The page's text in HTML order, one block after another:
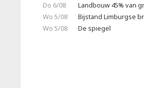
Do 6/08
Landbouw 45% van
Wo 5/08
Bijstand Limburgse
Wo 5/08
De spiegel